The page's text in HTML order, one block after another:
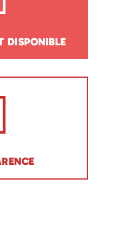
DISPONIBLE